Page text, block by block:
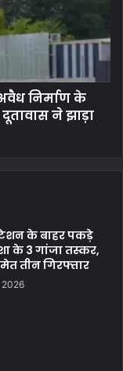
निर्माण के
ने झाड़ा
के बाहर पकड़े
के 3 गांजा तस्कर,
तीन गिरफ्तार
2026